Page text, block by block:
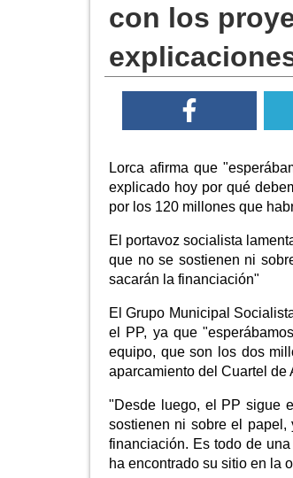
con los
Lorca afirma que
explicado hoy por qué
por los 120 millones que
El portavoz socialista
que no se sostienen ni
sacarán la financiación"
El Grupo Municipal
el PP, ya que
equipo, que son los dos
aparcamiento del Cuartel de
"Desde luego, el PP sigue
sostienen ni sobre el papel,
financiación. Es todo de
ha encontrado su sitio en la